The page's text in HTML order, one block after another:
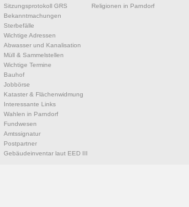
Sitzungsprotokoll GRS
Bekanntmachungen
Sterbefälle
Wichtige Adressen
Abwasser und Kanalisation
Müll & Sammelstellen
Wichtige Termine
Bauhof
Jobbörse
Kataster & Flächenwidmung
Interessante Links
Wahlen in Parndorf
Fundwesen
Amtssignatur
Postpartner
Gebäudeinventar laut EED III
Religionen in Parndorf